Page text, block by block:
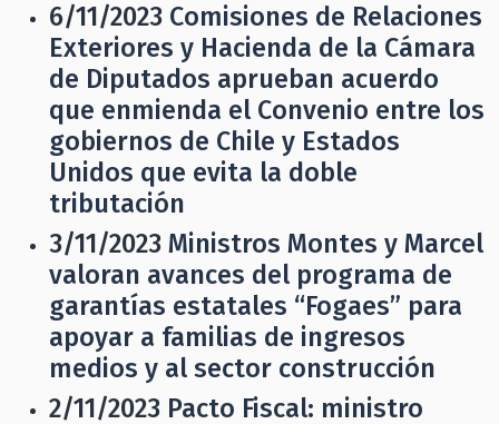
6/11/2023 Comisiones de Relaciones
Exteriores y Hacienda de la Cámara
de Diputados aprueban acuerdo
que enmienda el Convenio entre los
gobiernos de Chile y Estados
Unidos que evita la doble
tributación
3/11/2023 Ministros Montes y Marcel
valoran avances del programa de
garantías estatales “Fogaes” para
apoyar a familias de ingresos
medios y al sector construcción
2/11/2023 Pacto Fiscal: ministro